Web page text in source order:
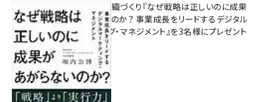
成果を生む組織づくり『なぜ戦略は正しいのに成果
があがらないのか？ 事業成長をリードするデジタル
マーケティング・マネジメント』を3名様にプレゼント
10:00